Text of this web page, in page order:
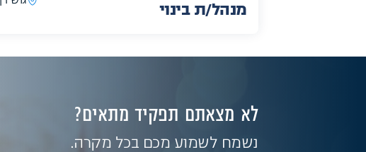
מנהל/ת בינוי
לא מצאתם תפקיד מתאים?
נשמח לשמוע מכם בכל מקרה.